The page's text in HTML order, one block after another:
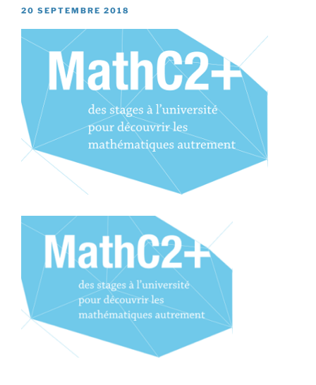
PUBLIÉ
20 SEPTEMBRE 2018